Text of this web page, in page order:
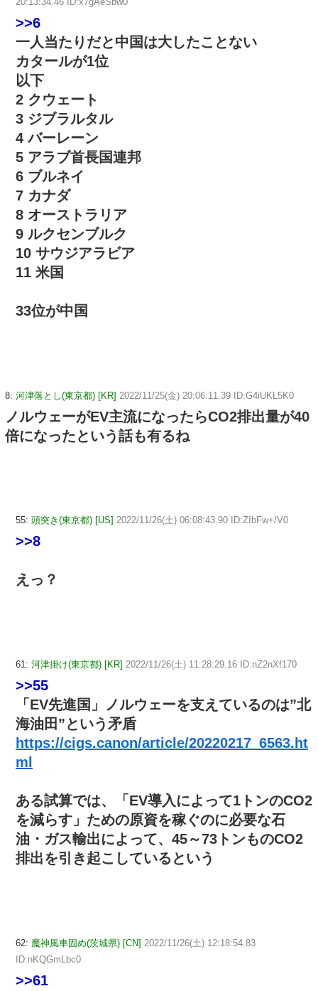
>>6
一人当たりだと中国は大したことない
カタールが1位
以下
2 クウェート
3 ジブラルタル
4 バーレーン
5 アラブ首長国連邦
6 ブルネイ
7 カナダ
8 オーストラリア
9 ルクセンブルク
10 サウジアラビア
11 米国
33位が中国
8: 河津落とし(東京都) [KR] 2022/11/25(金) 20:06:11.39 ID:G4iUKL5K0
ノルウェーがEV主流になったらCO2排出量が40
倍になったという話も有るね
55: 頭突き(東京都) [US] 2022/11/26(土) 06:08:43.90 ID:ZIbFw+/V0
>>8
えっ？
61: 河津掛け(東京都) [KR] 2022/11/26(土) 11:28:29.16 ID:nZ2nXf170
>>55
「EV先進国」ノルウェーを支えているのは”北
海油田”という矛盾
https://cigs.canon/article/20220217_6563.ht
ml
ある試算では、「EV導入によって1トンのCO2
を減らす」ための原資を稼ぐのに必要な石
油・ガス輸出によって、45～73トンものCO2
排出を引き起こしているという
62: 魔神風車固め(茨城県) [CN] 2022/11/26(土) 12:18:54.83
ID:nKQGmLbc0
>>61